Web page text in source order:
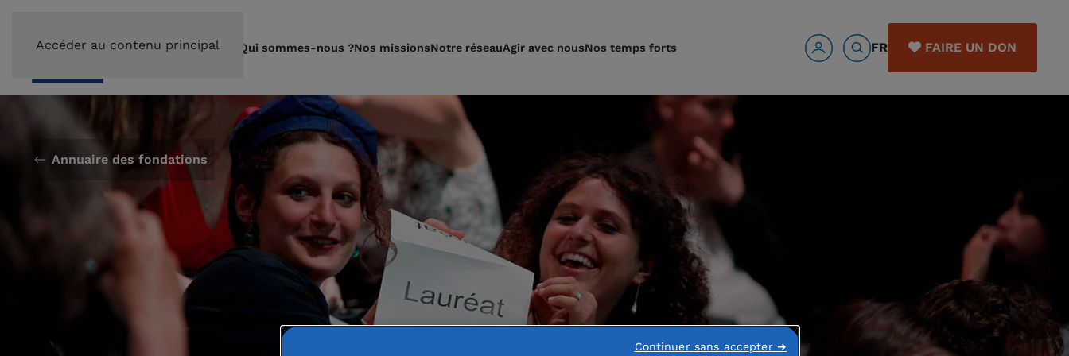
Accéder au contenu principal Qui sommes-nous ?Nos missionsNotre réseauAgir avec nousNos temps forts FR FAIRE UN DON
Annuaire des fondations
Continuer sans accepter ➜